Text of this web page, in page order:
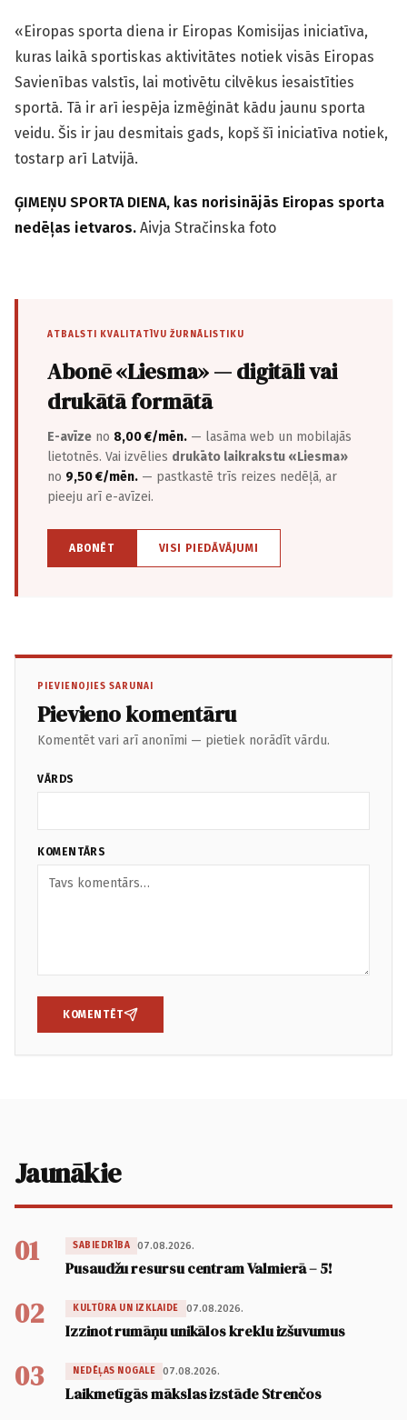
«Eiropas sporta diena ir Eiropas Komisijas iniciatīva,
kuras laikā sportiskas aktivitātes notiek visās Eiropas
Savienības valstīs, lai motivētu cilvēkus iesaistīties
sportā. Tā ir arī iespēja izmēģināt kādu jaunu sporta
veidu. Šis ir jau desmitais gads, kopš šī iniciatīva notiek,
tostarp arī Latvijā.
ĢIMEŅU SPORTA DIENA, kas norisinājās Eiropas sporta
nedēļas ietvaros. Aivja Stračinska foto
ATBALSTI KVALITATĪVU ŽURNĀLISTIKU
Abonē «Liesma» — digitāli vai
drukātā formātā
E-avīze no 8,00 €/mēn. — lasāma web un mobilajās
lietotnēs. Vai izvēlies drukāto laikrakstu «Liesma»
no 9,50 €/mēn. — pastkastē trīs reizes nedēļā, ar
pieeju arī e-avīzei.
ABONĒT VISI PIEDĀVĀJUMI
PIEVIENOJIES SARUNAI
Pievieno komentāru
Komentēt vari arī anonīmi — pietiek norādīt vārdu.
VĀRDS
KOMENTĀRS
KOMENTĒT
Jaunākie
01 SABIEDRĪBA 07.08.2026.
Pusaudžu resursu centram Valmierā – 5!
02 KULTŪRA UN IZKLAIDE 07.08.2026.
Izzinot rumāņu unikālos kreklu izšuvumus
03 NEDĒĻAS NOGALE 07.08.2026.
Laikmetīgās mākslas izstāde Strenčos